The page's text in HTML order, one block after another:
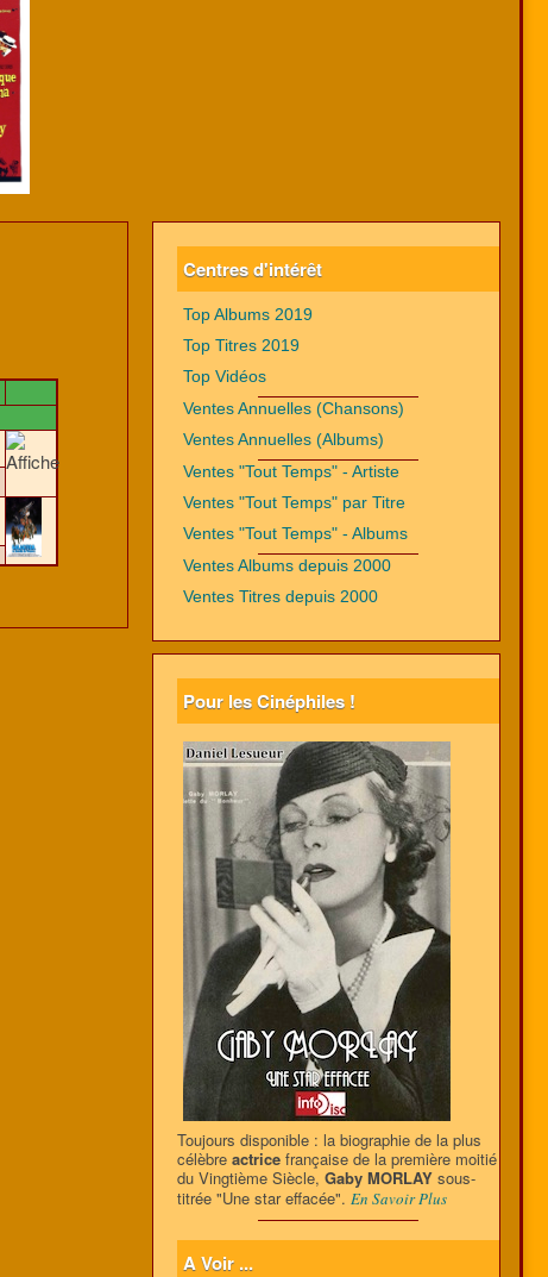
Centres d'intérêt
Top Albums 2019
Top Titres 2019
Top Vidéos
Ventes Annuelles (Chansons)
Ventes Annuelles (Albums)
Ventes "Tout Temps" - Artiste
Ventes "Tout Temps" par Titre
Ventes "Tout Temps" - Albums
Ventes Albums depuis 2000
Ventes Titres depuis 2000
Pour les Cinéphiles !
Toujours disponible : la biographie de la plus
célèbre actricefrançaise de la première moitié
du Vingtième Siècle, Gaby MORLAYsous-
titrée "Une star effacée". En Savoir Plus
A Voir ...